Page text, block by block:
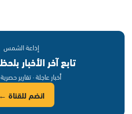
إذاعة الشمس
تابع آخر الأخبار
أخبار عاجلة · تقارير
انضم للقناة ←